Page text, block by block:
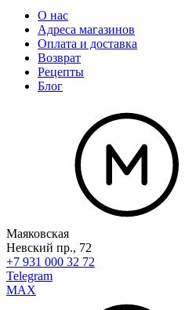
О нас
Адреса магазинов
Оплата и доставка
Возврат
Рецепты
Блог
Маяковская
Невский пр., 72
+7 931 000 32 72
Telegram
MAX